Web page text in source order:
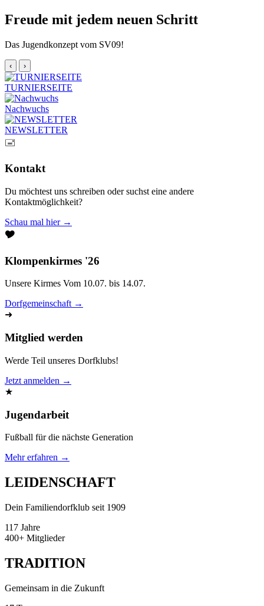
Freude mit jedem neuen Schritt
Das Jugendkonzept vom SV09!
‹ ›
TURNIERSEITE
Nachwuchs
NEWSLETTER
🖃
Kontakt
Du möchtest uns schreiben oder suchst eine andere
Kontaktmöglichkeit?
Schau mal hier →
🎔
Klompenkirmes '26
Unsere Kirmes Vom 10.07. bis 14.07.
Dorfgemeinschaft →
➜
Mitglied werden
Werde Teil unseres Dorfklubs!
Jetzt anmelden →
★
Jugendarbeit
Fußball für die nächste Generation
Mehr erfahren →
LEIDENSCHAFT
Dein Familiendorfklub seit 1909
117 Jahre
400+ Mitglieder
TRADITION
Gemeinsam in die Zukunft